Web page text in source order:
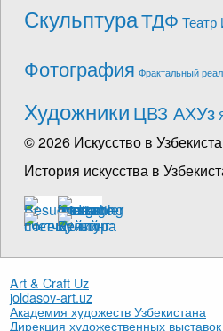
СкульптураТДФ
Фотография Фрактальный
Художники ЦВЗ АХУз
© 2026 Искусство в
История искусства в
Art & Craft Uz
joldasov-art.uz
Академия художеств Узбекистана
Дирекция художественных